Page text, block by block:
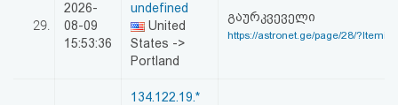
29.
2026-
08-09
15:53:36
undefined
United
States ->
Portland
გაურკვეველი
https://astronet.ge/page/28/
134.122.19.*